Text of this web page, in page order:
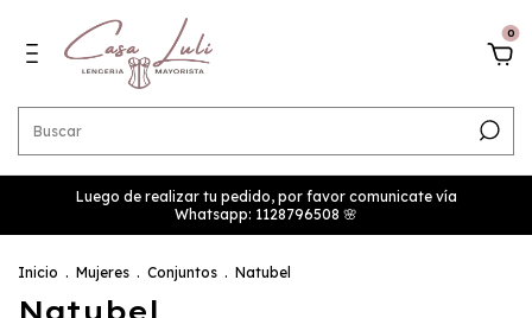
0
Luego de realizar tu pedido, por favor comunicate vía
Whatsapp: 1128796508 🌸
Inicio . Mujeres . Conjuntos . Natubel
Natubel